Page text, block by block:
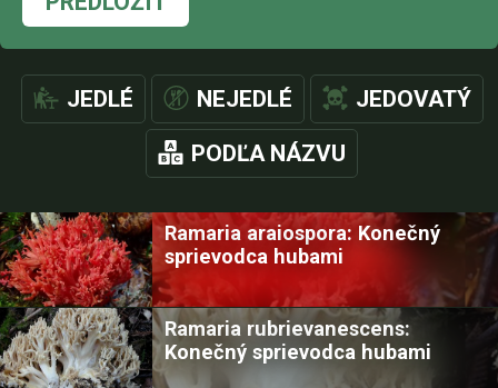
JEDLÉ NEJEDLÉ JEDOVATÝ
PODĽA NÁZVU
Ramaria araiospora: Konečný
sprievodca hubami
Ramaria rubrievanescens:
Konečný sprievodca hubami